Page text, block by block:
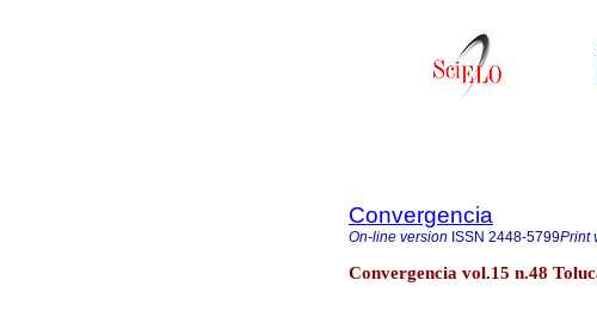
Convergencia
On-line version ISSN 2448-5799Print
Convergencia vol.15 n.48